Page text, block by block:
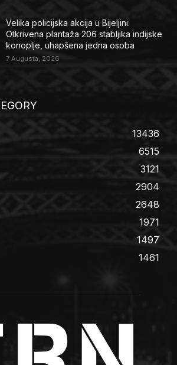
Velika policijska akcija u Bijeljini:
Otkrivena plantaža 206 stabljika indijske
konoplje, uhapšena jedna osoba
7 Augusta, 2026
13436
6515
3121
2904
2648
1971
1497
1461